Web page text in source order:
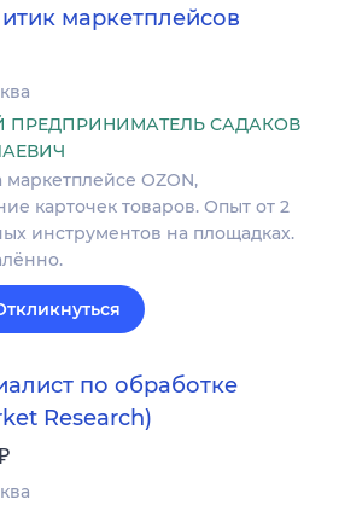
маркетплейсов
САДАКОВ
OZON,
карточек товаров. Опыт от 2
инструментов на площадках.
по обработке
Research)